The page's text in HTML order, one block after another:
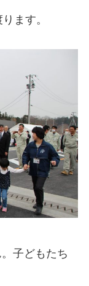
ます。
子どもたち